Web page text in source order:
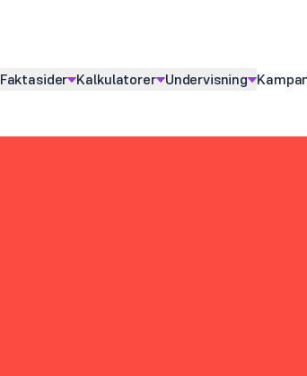
Visundermeny for
Faktasider
Visundermeny for
Kalkulatorer
Visundermeny for
Undervisning